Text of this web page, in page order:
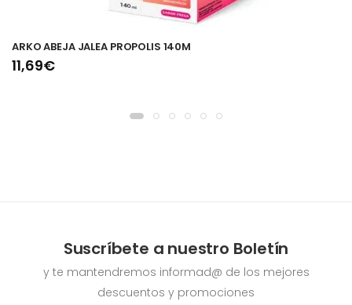
ARKO ABEJA JALEA PROPOLIS 140M
11,69€
Suscríbete a nuestro Boletín
y te mantendremos informad@ de los mejores
descuentos y promociones